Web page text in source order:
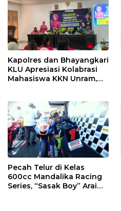
Kapolres dan Bhayangkari
KLU Apresiasi Kolabrasi
Mahasiswa KKN Unram,
Pecah Telur di Kelas
600cc Mandalika Racing
Series, “Sasak Boy” Arai